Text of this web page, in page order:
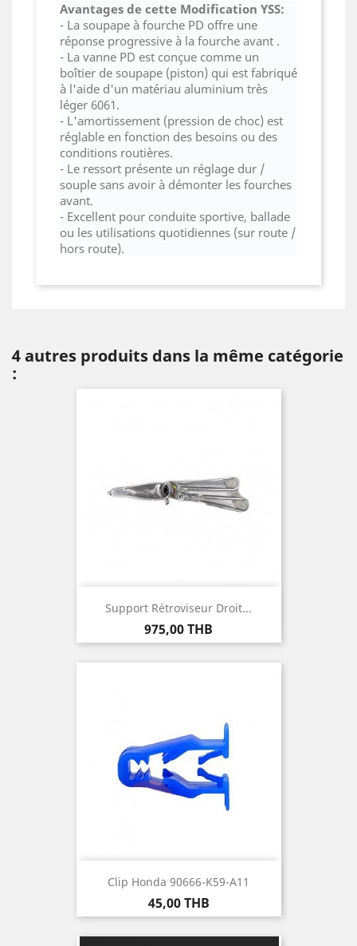
Avantages de cette Modification YSS:
- La soupape à fourche PD offre une
réponse progressive à la fourche avant .
- La vanne PD est conçue comme un
boîtier de soupape (piston) qui est fabriqué
à l'aide d'un matériau aluminium très
léger 6061.
- L'amortissement (pression de choc) est
réglable en fonction des besoins ou des
conditions routières.
- Le ressort présente un réglage dur /
souple sans avoir à démonter les fourches
avant.
- Excellent pour conduite sportive, ballade
ou les utilisations quotidiennes (sur route /
hors route).
4 autres produits dans la même catégorie
:
Support Rétroviseur Droit...
Prix
975,00 THB
Clip Honda 90666-K59-A11
Prix
45,00 THB